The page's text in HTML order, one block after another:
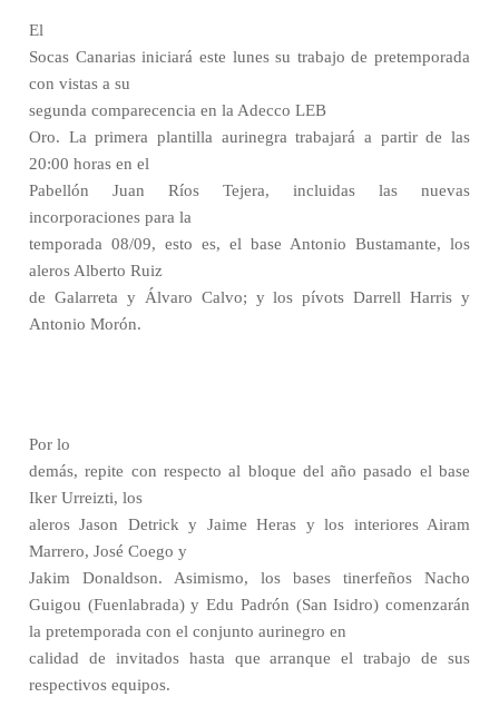
El
Socas Canarias iniciará este lunes su trabajo de pretemporada
con vistas a su
segunda comparecencia en la Adecco LEB
Oro. La primera plantilla aurinegra trabajará a partir de las
20:00 horas en el
Pabellón Juan Ríos Tejera, incluidas las nuevas
incorporaciones para la
temporada 08/09, esto es, el base Antonio Bustamante, los
aleros Alberto Ruiz
de Galarreta y Álvaro Calvo; y los pívots Darrell Harris y
Antonio Morón.
Por lo
demás, repite con respecto al bloque del año pasado el base
Iker Urreizti, los
aleros Jason Detrick y Jaime Heras y los interiores Airam
Marrero, José Coego y
Jakim Donaldson. Asimismo, los bases tinerfeños Nacho
Guigou (Fuenlabrada) y Edu Padrón (San Isidro) comenzarán
la pretemporada con el conjunto aurinegro en
calidad de invitados hasta que arranque el trabajo de sus
respectivos equipos.